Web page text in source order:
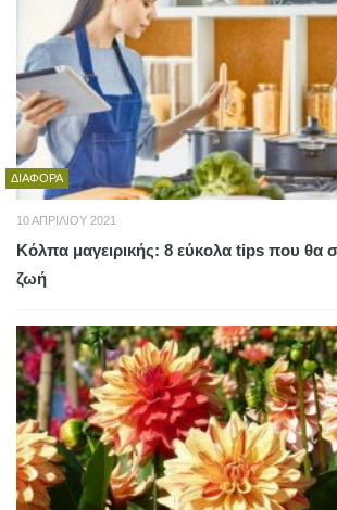
ΔΙΆΦΟΡΑ
10 ΑΠΡΙΛΊΟΥ 2021
Κόλπα μαγειρικής: 8 εύκολα tips που θα
ζωή